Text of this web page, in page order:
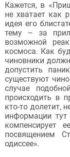
Кажется, в
не хватает как
идея его
тему – за
возможной
космоса. Как
чиновники
допустить
существуют
случае
происходить в
кто-то долетит,
информации
компенсирует
посвящением
одиссее».